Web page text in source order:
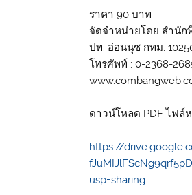
ราคา 90 บาท
จัดจำหน่ายโดย สำนั
ปท. อ่อนนุช กทม.
โทรศัพท์ : 0-2368-
ดาวน์โหลด PDF ไฟล์
https://
usp=sharing